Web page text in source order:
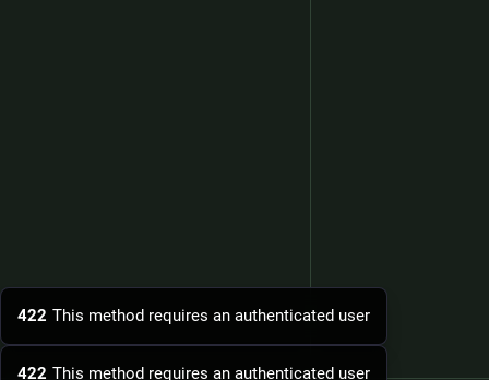
422 This method requires an authenticated user
422 This method requires an authenticated user